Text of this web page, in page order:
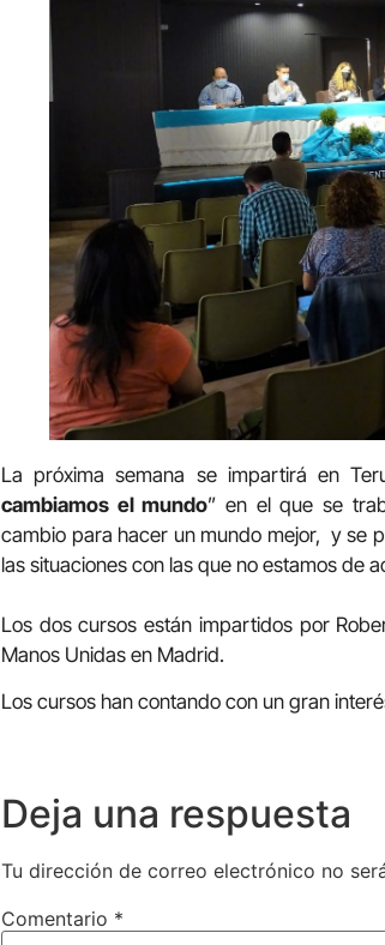
La próxima semana se impartirá en
cambiamos el mundo” en el que se
cambio para hacer un mundo mejor, y se
las situaciones con las que no estamos de
Los dos cursos están impartidos por
Manos Unidas en Madrid.
Los cursos han contando con un gran
Deja una respuesta
Tu dirección de correo electrónico no
Comentario *